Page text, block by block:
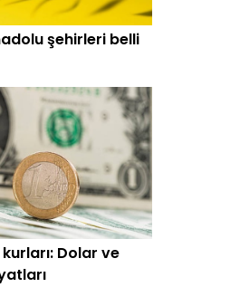
şehirleri belli
Dolar ve